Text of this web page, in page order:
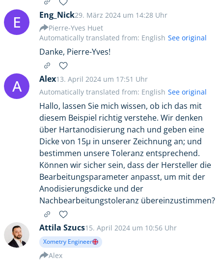
E Eng_Nick29. März 2024 um 14:28 Uhr
Pierre-Yves Huet
Danke, Pierre-Yves!
Automatically translated from: English See original
A Alex13. April 2024 um 17:51 Uhr
Hallo, lassen Sie mich wissen, ob ich das mit
diesem Beispiel richtig verstehe. Wir denken
über Hartanodisierung nach und geben eine
Dicke von 15μ in unserer Zeichnung an; und
bestimmen unsere Toleranz entsprechend.
Können wir sicher sein, dass der Hersteller die
Bearbeitungsparameter anpasst, um mit der
Anodisierungsdicke und der
Nachbearbeitungstoleranz übereinzustimmen?
Automatically translated from: English See original
Attila Szucs15. April 2024 um 10:56 Uhr
Xometry Engineer
Alex